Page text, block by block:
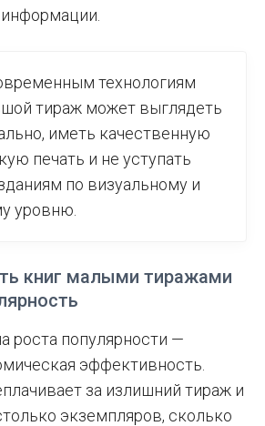
технологиям
тираж может выглядеть
иметь качественную
печать и не уступать
по визуальному и
уровню.
книг малыми тиражами
роста популярности —
эффективность.
за излишний тираж и
экземпляров, сколько